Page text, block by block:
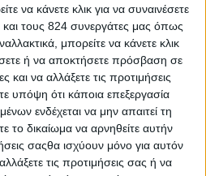
να κάνετε κλικ για να συναινέσετε
τους 824 συνεργάτες μας όπως
μπορείτε να κάνετε κλικ
ή να αποκτήσετε πρόσβαση σε
και να αλλάξετε τις προτιμήσεις
υπόψη ότι κάποια επεξεργασία
ενδέχεται να μην απαιτεί τη
το δικαίωμα να αρνηθείτε αυτήν
σαςθα ισχύουν μόνο για αυτόν
τις προτιμήσεις σας ή να
πρωτεΐνη εκτός από το
να πούμε πως όταν
πρωτεΐνη (ή αλλιώς
πάντα μιλάμε
αξίας.